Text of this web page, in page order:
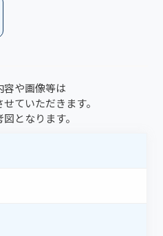
容や画像等は
ていただきます。
となります。